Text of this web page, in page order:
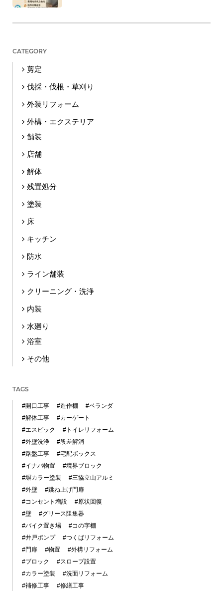
CATEGORY
剪定
伐採・伐根・草刈り
外装リフォーム
外構・エクステリア
舗装
店舗
解体
残置処分
塗装
床
キッチン
防水
ライン舗装
クリーニング・洗浄
内装
水廻り
浴室
その他
TAGS
#開口工事 #造作棚
#ベランダ
#解体工事
#カーゲート
#エスビック
#トイレリフォーム
#外壁洗浄
#段差解消
#路盤工事
#宅配ボックス
#イナバ物置
#境界ブロック
#塀カラー塗装
#三協立山アルミ
#外壁
#跳ね上げ門扉
#コンセント増設
#原状回復
#壁
#グリース阻集器
#バイク置き場
#コの字棚
#井戸ポンプ
#つくばリフォーム
#門扉
#物置
#外構リフォーム
#ブロック
#スロープ設置
#カラー塗装
#洗面リフォーム
#補修工事
#修繕工事